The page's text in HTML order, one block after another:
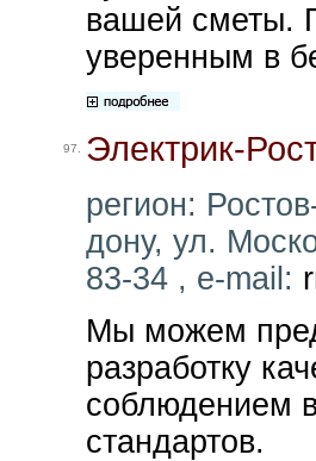
вашей сметы.
уверенным в
97. Электрик-
регион:
дону, ул.
83-34 , e-mail:
Мы можем
разработку
соблюдением
стандартов.